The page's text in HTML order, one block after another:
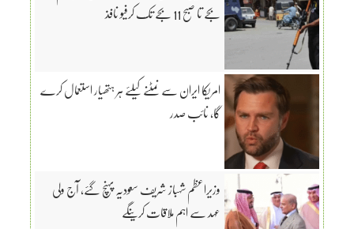
بجے تا صبح 11 بجے تک کرفیو نافذ
امریکا ایران سے نمٹنے کیلئے ہر ہتھیار استعمال کرے
گا، نائب صدر
وزیراعظم شہباز شریف سعودیہ پہنچ گئے، آج ولی
عہد سے اہم ملاقات کرینگے